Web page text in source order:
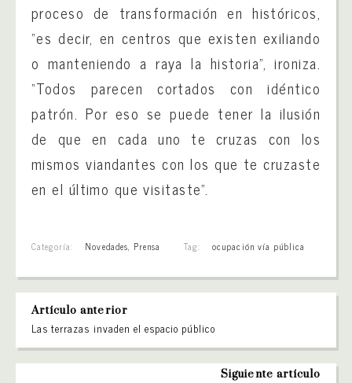
proceso de transformación en históricos,
“es decir, en centros que existen exiliando
o manteniendo a raya la historia”, ironiza.
“Todos parecen cortados con idéntico
patrón. Por eso se puede tener la ilusión
de que en cada uno te cruzas con los
mismos viandantes con los que te cruzaste
en el último que visitaste”.
Categoría: Novedades, Prensa Tag: ocupación vía pública
Artículo anterior
Las terrazas invaden el espacio público
Siguiente artículo